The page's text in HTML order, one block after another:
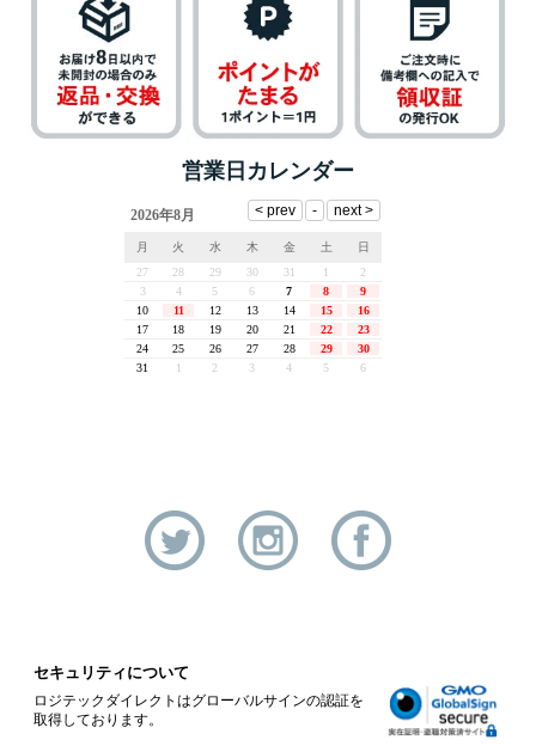
営業日カレンダー
セキュリティについて
ロジテックダイレクトはグローバルサインの認証を
取得しております。